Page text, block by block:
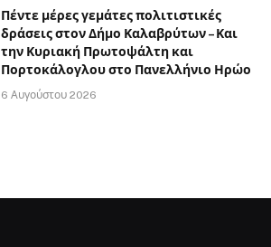
Πέντε μέρες γεμάτες πολιτιστικές
δράσεις στον Δήμο Καλαβρύτων – Και
την Κυριακή Πρωτοψάλτη και
Πορτοκάλογλου στο Πανελλήνιο Ηρώο
6 Αυγούστου 2026